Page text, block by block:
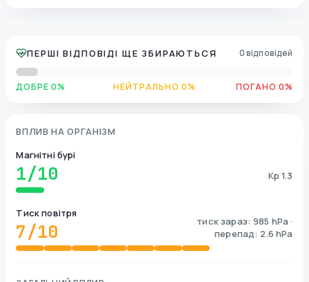
ПЕРШІ ВІДПОВІДІ ЩЕ ЗБИРАЮТЬСЯ 0 відповідей
ДОБРЕ 0% НЕЙТРАЛЬНО 0% ПОГАНО 0%
ВПЛИВ НА ОРГАНІЗМ
Магнітні бурі
1/10 Kp 1.3
Тиск повітря
7/10
тиск зараз: 985 hPa ·
перепад: 2.6 hPa